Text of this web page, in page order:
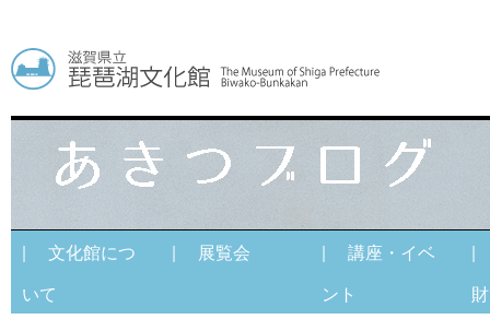
| 文化館につ
いて
| 展覧会
| 講座・イベ
ント
|
財